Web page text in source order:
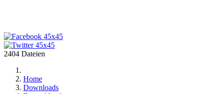
2404 Dateien
Home
Downloads